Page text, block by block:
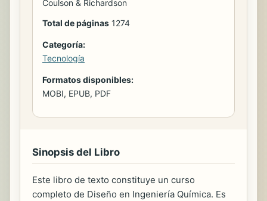
Coulson & Richardson
Total de páginas 1274
Categoría:
Tecnología
Formatos disponibles:
MOBI, EPUB, PDF
Sinopsis del Libro
Este libro de texto constituye un curso
completo de Diseño en Ingeniería Química. Es